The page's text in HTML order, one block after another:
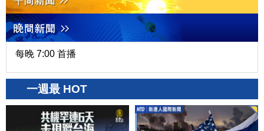
每晚 7:00 首播
一週最 HOT